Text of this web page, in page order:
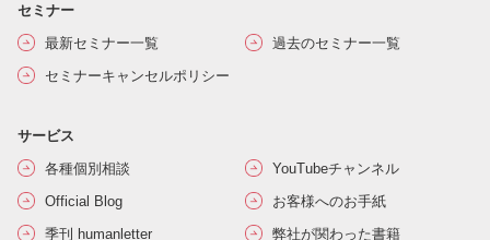
セミナー
最新セミナー一覧
過去のセミナー一覧
セミナーキャンセルポリシー
サービス
各種個別相談
YouTubeチャンネル
Official Blog
お客様へのお手紙
季刊 humanletter
弊社が関わった書籍